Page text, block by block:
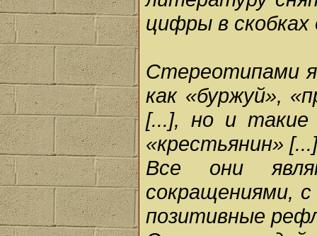
цифры в
Стереотипами
как «буржуй»,
[...], но и такие
«крестьянин» [...]
Все они
сокращениями,
позитивные